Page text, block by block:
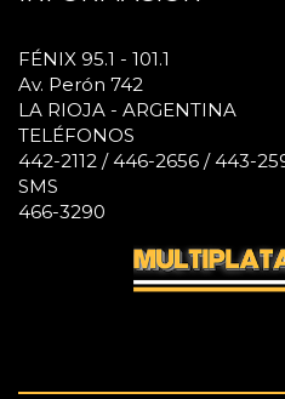
FÉNIX 95.1 - 101.1
Av. Perón 742
LA RIOJA - ARGENTINA
TELÉFONOS
442-2112 / 446-2656 / 443-
SMS
466-3290